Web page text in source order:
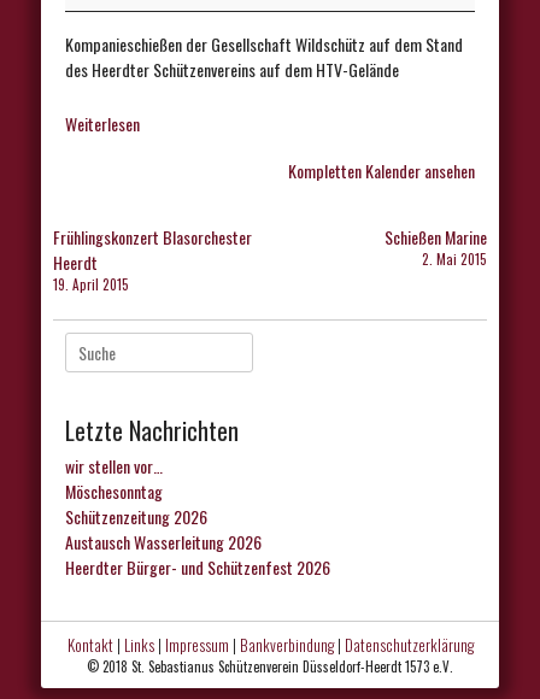
Kompanieschießen der Gesellschaft Wildschütz auf dem Stand
des Heerdter Schützenvereins auf dem HTV-Gelände
Weiterlesen
Kompletten Kalender ansehen
Beitragsnavigation
Frühlingskonzert Blasorchester
Heerdt
19. April 2015
Schießen Marine
2. Mai 2015
Suche
nach:
Letzte Nachrichten
wir stellen vor…
Möschesonntag
Schützenzeitung 2026
Austausch Wasserleitung 2026
Heerdter Bürger- und Schützenfest 2026
Kontakt| Links| Impressum | Bankverbindung| Datenschutzerklärung
© 2018 St. Sebastianus Schützenverein Düsseldorf-Heerdt 1573 e.V.